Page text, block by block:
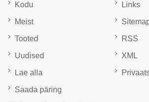
Kodu
Meist
Tooted
Uudised
Lae alla
Saada päring
Links
RSS
XML